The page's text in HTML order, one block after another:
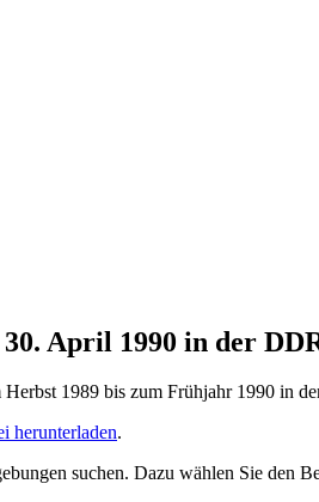
April 1990 in der
1989 bis zum Frühjahr 1990 in
herunterladen.
suchen. Dazu wählen Sie den